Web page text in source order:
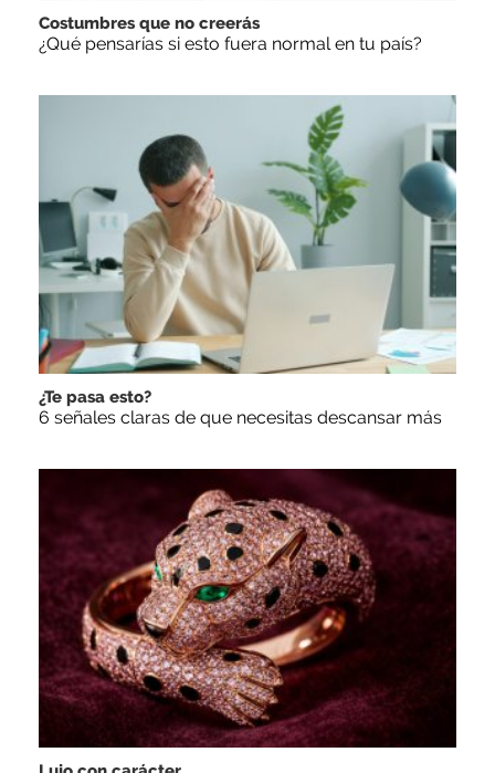
Costumbres que no creerás
¿Qué pensarías si esto fuera normal en tu país?
¿Te pasa esto?
6 señales claras de que necesitas descansar más